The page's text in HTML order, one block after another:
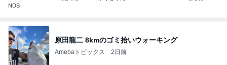
NDS
原田龍二 8kmのゴミ拾いウォーキング
Amebaトピックス 2日前